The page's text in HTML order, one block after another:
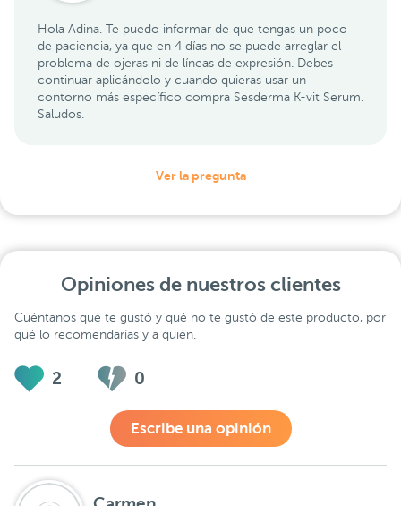
Hola Adina. Te puedo informar de que tengas un poco
de paciencia, ya que en 4 días no se puede arreglar el
problema de ojeras ni de líneas de expresión. Debes
continuar aplicándolo y cuando quieras usar un
contorno más específico compra Sesderma K-vit Serum.
Saludos.
Ver la pregunta
Opiniones de nuestros clientes
Cuéntanos qué te gustó y qué no te gustó de este producto, por
qué lo recomendarías y a quién.
2 0
Escribe una opinión